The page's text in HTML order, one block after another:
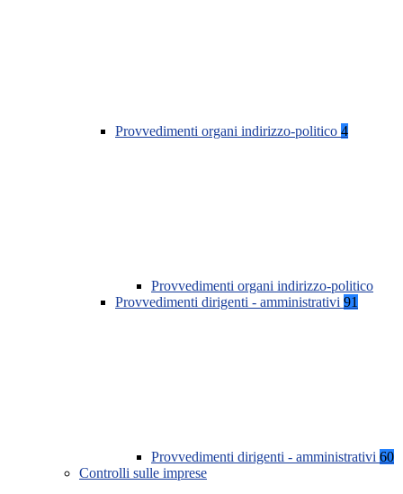
Provvedimenti organi indirizzo-politico 4
Provvedimenti organi indirizzo-politico
Provvedimenti dirigenti - amministrativi 91
Provvedimenti dirigenti - amministrativi 60
Controlli sulle imprese